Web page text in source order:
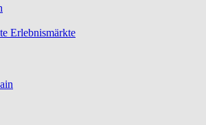
Erlebnismärkte